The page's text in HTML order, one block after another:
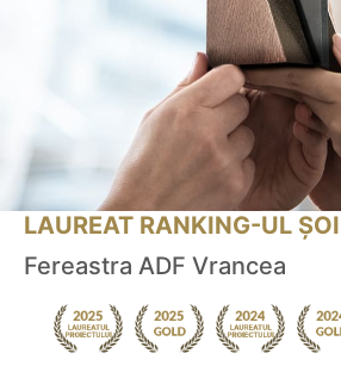
LAUREAT RANKING-UL
Fereastra ADF Vrancea